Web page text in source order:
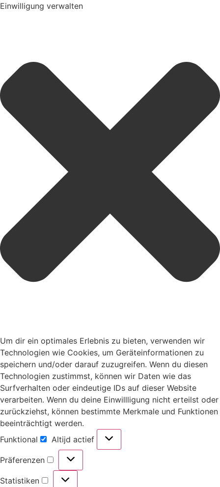
Einwilligung verwalten
Um dir ein optimales Erlebnis zu bieten, verwenden wir
Technologien wie Cookies, um Geräteinformationen zu
speichern und/oder darauf zuzugreifen. Wenn du diesen
Technologien zustimmst, können wir Daten wie das
Surfverhalten oder eindeutige IDs auf dieser Website
verarbeiten. Wenn du deine Einwillligung nicht erteilst oder
zurückziehst, können bestimmte Merkmale und Funktionen
beeinträchtigt werden.
Funktional
Altijd actief
Präferenzen
Statistiken